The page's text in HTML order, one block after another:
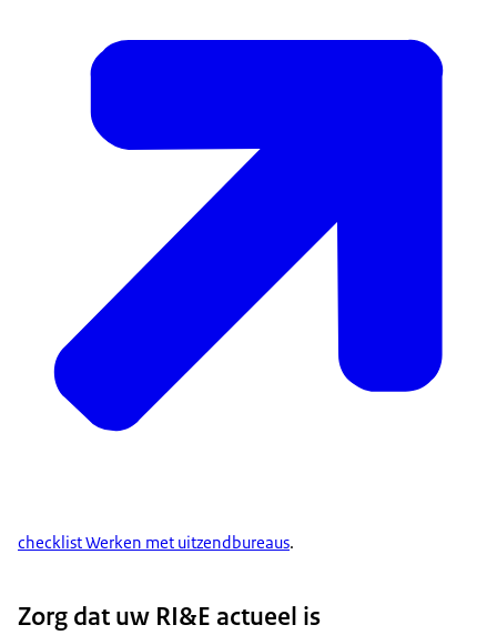
checklist Werken met uitzendbureaus.
Zorg dat uw RI&E actueel is